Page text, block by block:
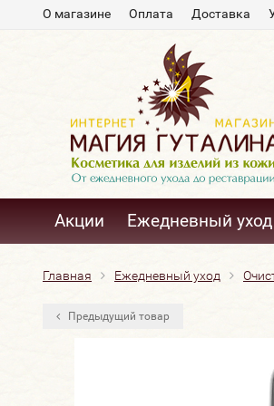
О магазине Оплата Доставка
Акции Ежедневный уход
Главная Ежедневный уход
Предыдущий товар